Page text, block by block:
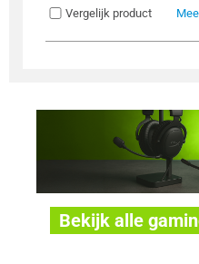
Vergelijk product
Bekijk alle